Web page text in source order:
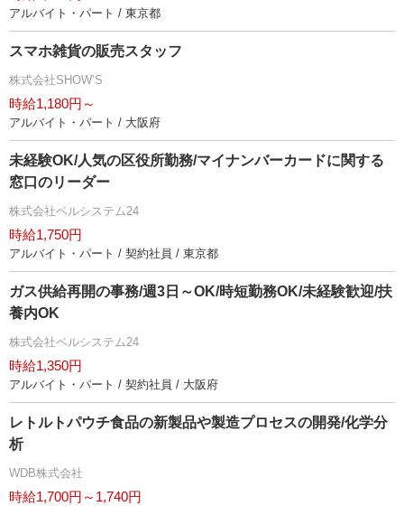
アルバイト・パート / 東京都
スマホ雑貨の販売スタッフ
株式会社SHOW’S
時給1,180円～
アルバイト・パート / 大阪府
未経験OK/人気の区役所勤務/マイナンバーカードに関する
窓口のリーダー
株式会社ベルシステム24
時給1,750円
アルバイト・パート / 契約社員 / 東京都
ガス供給再開の事務/週3日～OK/時短勤務OK/未経験歓迎/扶
養内OK
株式会社ベルシステム24
時給1,350円
アルバイト・パート / 契約社員 / 大阪府
レトルトパウチ食品の新製品や製造プロセスの開発/化学分
析
WDB株式会社
時給1,700円～1,740円